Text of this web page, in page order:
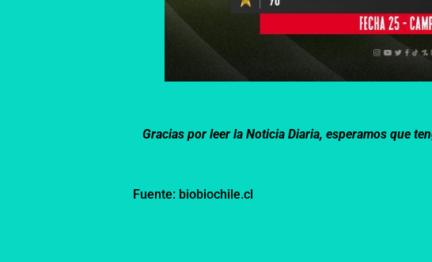
Gracias por leer la Noticia Diaria, esperamos que
Fuente: biobiochile.cl